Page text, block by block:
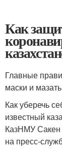
Как
Главные
маски и
Как уберечь
известный
КазНМУ Сакен
на пресс-